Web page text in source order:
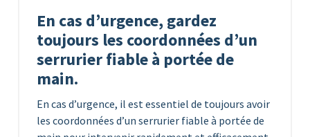
En cas d’urgence, gardez
toujours les coordonnées d’un
serrurier fiable à portée de
main.
En cas d’urgence, il est essentiel de toujours avoir
les coordonnées d’un serrurier fiable à portée de